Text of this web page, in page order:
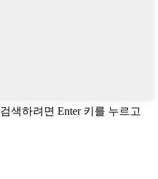
검색하려면 Enter 키를 누르고